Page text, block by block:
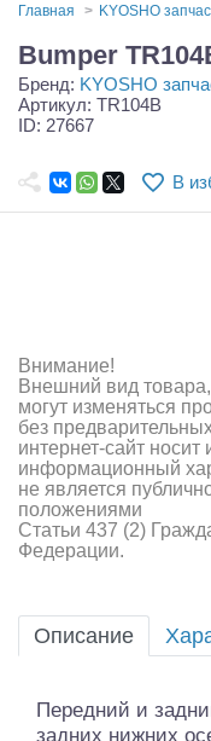
Автомодели
Запчасти и аксессуары
Самолеты
Конструкторы
Аппаратура и
Аккумуляторы и
Зарядные устройства и
Двигатели
Технические жидкости
Оптовая продажа
Главная KYOSHO
Bumper
Бренд: KYOSHO
Артикул: TR104B
ID: 27667
В
Внимание!
Внешний вид
могут изменяться
без
интернет-сайт носит
информационный
не является
положениями
Статьи 437 (2)
Федерации.
Описание
Передний и
задних нижних